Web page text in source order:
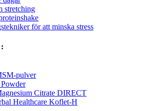
stretching
för att minska stress
pulver
Citrate DIRECT
Healthcare Koflet-H